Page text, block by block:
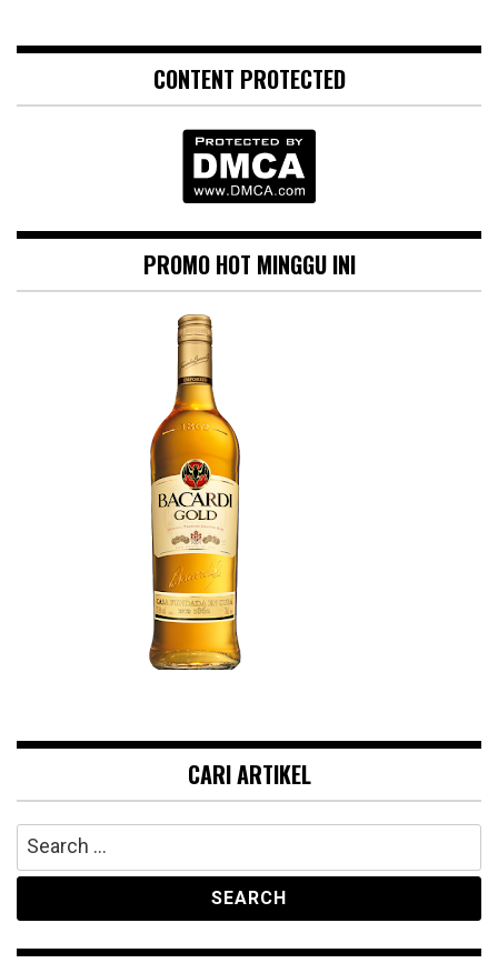
CONTENT PROTECTED
PROMO HOT MINGGU INI
CARI ARTIKEL
Search
for: